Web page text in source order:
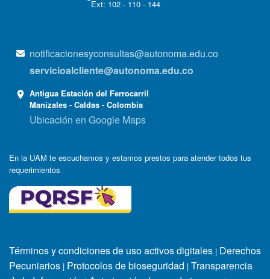
Ext: 102 - 110 - 144
notificacionesyconsultas@autonoma.edu.co
servicioalcliente@autonoma.edu.co
Antigua Estación del Ferrocarril
Manizales - Caldas - Colombia
Ubicación en Google Maps
En la UAM te escuchamos y estamos prestos para atender todos tus
requerimientos
Términos y condiciones de uso activos digitales | Derechos
Pecuniarios | Protocolos de bioseguridad | Transparencia